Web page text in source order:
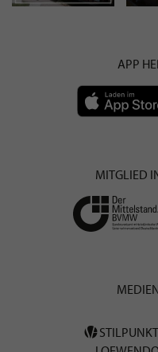
APP
MITGLIED